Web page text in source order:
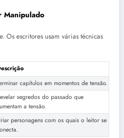
Manipulado
Os escritores usam várias técnicas
capítulos em momentos de tensão.
segredos do passado que
a tensão.
personagens com os quais o leitor se